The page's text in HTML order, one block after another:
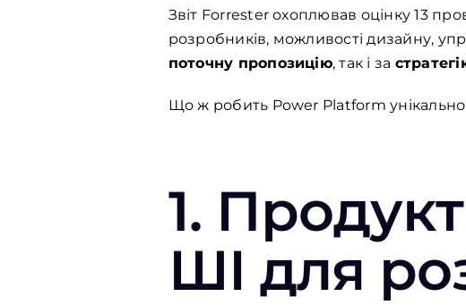
Звіт Forrester охоплював оцінку 13
розробників, можливості дизайну,
поточну пропозицію, так і за
Що ж робить Power Platform
1.
ШІ для